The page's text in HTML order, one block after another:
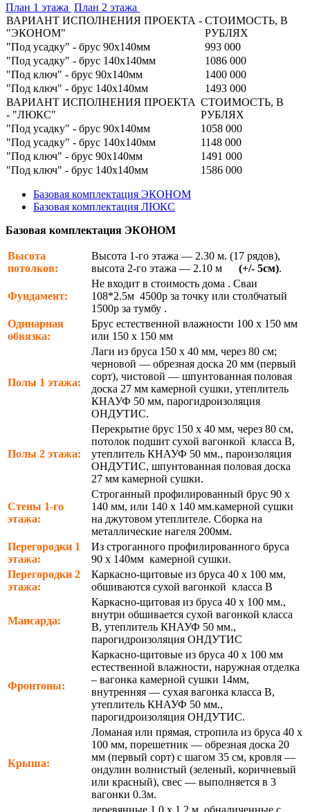
План 1 этажа План 2 этажа
ВАРИАНТ ИСПОЛНЕНИЯ ПРОЕКТА -
"ЭКОНОМ"
СТОИМОСТЬ, В
РУБЛЯХ
"Под усадку" - брус 90х140мм
993 000
"Под усадку" - брус 140х140мм
1086 000
"Под ключ" - брус 90х140мм
1400 000
"Под ключ" - брус 140х140мм
1493 000
ВАРИАНТ ИСПОЛНЕНИЯ ПРОЕКТА
- "ЛЮКС"
СТОИМОСТЬ, В
РУБЛЯХ
"Под усадку" - брус 90х140мм
1058 000
"Под усадку" - брус 140х140мм
1148 000
"Под ключ" - брус 90х140мм
1491 000
"Под ключ" - брус 140х140мм
1586 000
Базовая комплектация ЭКОНОМ
Базовая комплектация ЛЮКС
Базовая комплектация ЭКОНОМ
Высота
потолков:
Высота 1-го этажа — 2.30 м. (17 рядов),
высота 2-го этажа — 2.10 м (+/- 5см).
Фундамент:
Не входит в стоимость дома . Сваи
108*2.5м 4500р за точку или столбчатый
1500р за тумбу .
Одинарная
обвязка:
Брус естественной влажности 100 х 150 мм
или 150 х 150 мм
Полы 1 этажа:
Лаги из бруса 150 х 40 мм, через 80 см;
черновой — обрезная доска 20 мм (первый
сорт), чистовой — шпунтованная половая
доска 27 мм камерной сушки, утеплитель
КНАУФ 50 мм, парогидроизоляция
ОНДУТИС.
Полы 2 этажа:
Перекрытие брус 150 х 40 мм, через 80 см,
потолок подшит сухой вагонкой класса В,
утеплитель КНАУФ 50 мм., пароизоляция
ОНДУТИС, шпунтованная половая доска
27 мм камерной сушки.
Стены 1-го
этажа:
Строганный профилированный брус 90 х
140 мм, или 140 х 140 мм.камерной сушки
на джутовом утеплителе. Сборка на
металлические нагеля 200мм.
Перегородки 1
этажа:
Из строганного профилированного бруса
90 х 140мм камерной сушки.
Перегородки 2
этажа:
Каркасно-щитовые из бруса 40 х 100 мм,
обшиваются сухой вагонкой класса В
Мансарда:
Каркасно-щитовая из бруса 40 х 100 мм.,
внутри обшивается сухой вагонкой класса
В, утеплитель КНАУФ 50 мм.,
парогидроизоляция ОНДУТИС
Фронтоны:
Каркасно-щитовые из бруса 40 х 100 мм
естественной влажности, наружная отделка
– вагонка камерной сушки 14мм,
внутренняя — сухая вагонка класса В,
утеплитель КНАУФ 50 мм.,
парогидроизоляция ОНДУТИС.
Крыша:
Ломаная или прямая, стропила из бруса 40 х
100 мм, порешетник — обрезная доска 20
мм (первый сорт) с шагом 35 см, кровля —
ондулин волнистый (зеленый, коричневый
или красный), свес — выполняется в 3
вагонки 0.3м.
деревянные 1.0 х 1.2 м обналиченные с